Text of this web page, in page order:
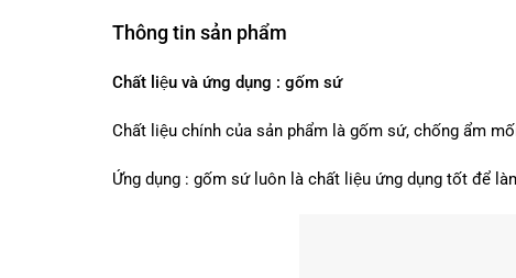
Thông tin sản phẩm
Chất liệu và ứng dụng : gốm sứ
Chất liệu chính của sản phẩm là gốm sứ, chống ẩm
Ứng dụng : gốm sứ luôn là chất liệu ứng dụng tốt để